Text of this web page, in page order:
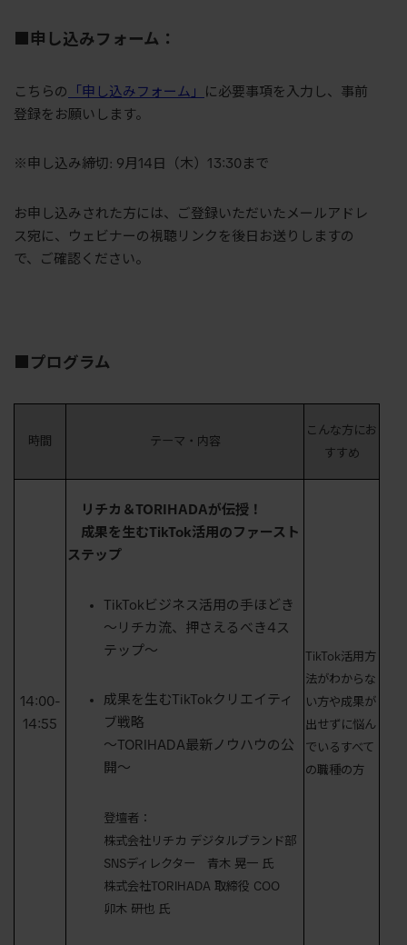
■申し込みフォーム：
こちらの 「申し込みフォーム」
に必要事項を入力し、事前
登録をお願いします。
※申し込み締切: 9月14日（木）13:30まで
お申し込みされた方には、ご登録いただいたメールアドレ
ス宛に、ウェビナーの視聴リンクを後日お送りしますの
で、ご確認ください。
■プログラム
時間 テーマ・内容
こんな方にお
すすめ
14:00-
14:55
リチカ＆TORIHADAが伝授！
成果を生むTikTok活用のファースト
ステップ
TikTokビジネス活用の手ほどき
〜リチカ流、押さえるべき4ス
テップ〜
成果を生むTikTokクリエイティ
ブ戦略
〜TORIHADA最新ノウハウの公
開〜
登壇者：
株式会社リチカ デジタルブランド部
SNSディレクター 青木 晃一 氏
株式会社TORIHADA 取締役 COO
卯木 研也 氏
TikTok活用方
法がわからな
い方や成果が
出せずに悩ん
でいるすべて
の職種の方